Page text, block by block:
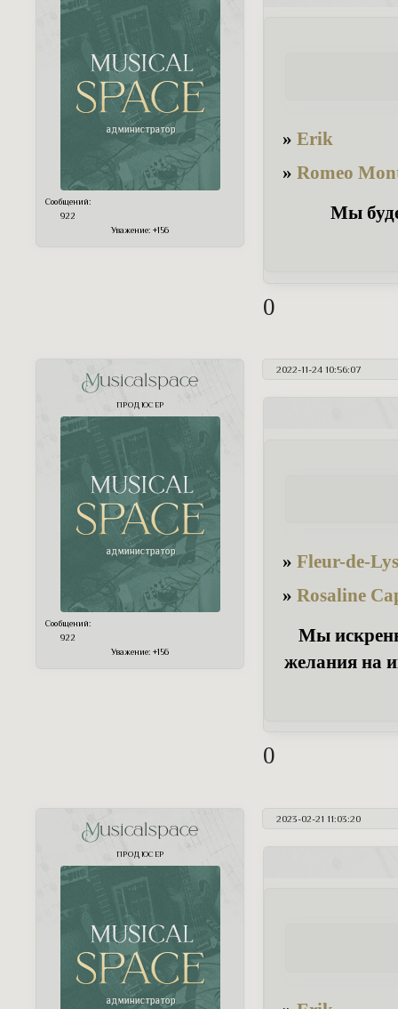
Сообщений:
922
Уважение: +156
» Erik
» Romeo
Мы
0
2022-11-24 10:56:07
Musicalspace
ПРОДЮСЕР
Сообщений:
922
Уважение: +156
» Fleur-de-Lys
» Rosaline
Мы
желания на
0
2023-02-21 11:03:20
Musicalspace
ПРОДЮСЕР